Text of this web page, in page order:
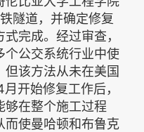
隧道，并确定修复
完成。经过审查，
个公交系统行业中使
该方法从未在美国
开始修复工作后，
够在整个施工过程
而使曼哈顿和布鲁克